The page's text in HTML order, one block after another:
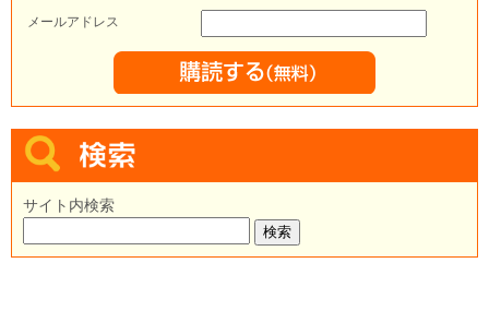
メールアドレス
サイト内検索